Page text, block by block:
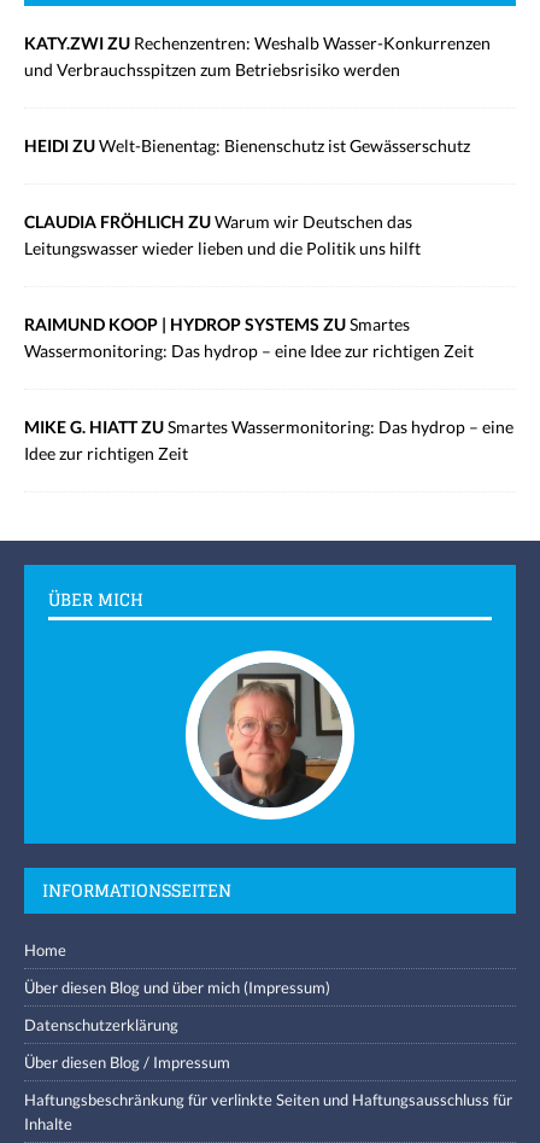
KATY.ZWI ZU Rechenzentren: Weshalb Wasser-Konkurrenzen
und Verbrauchsspitzen zum Betriebsrisiko werden
HEIDI ZUWelt-Bienentag: Bienenschutz ist Gewässerschutz
CLAUDIA FRÖHLICH ZUWarum wir Deutschen das
Leitungswasser wieder lieben und die Politik uns hilft
RAIMUND KOOP | HYDROP SYSTEMS ZUSmartes
Wassermonitoring: Das hydrop – eine Idee zur richtigen Zeit
MIKE G. HIATT ZUSmartes Wassermonitoring: Das hydrop – eine
Idee zur richtigen Zeit
ÜBER MICH
INFORMATIONSSEITEN
Home
Über diesen Blog und über mich (Impressum)
Datenschutzerklärung
Über diesen Blog / Impressum
Haftungsbeschränkung für verlinkte Seiten und Haftungsausschluss für
Inhalte